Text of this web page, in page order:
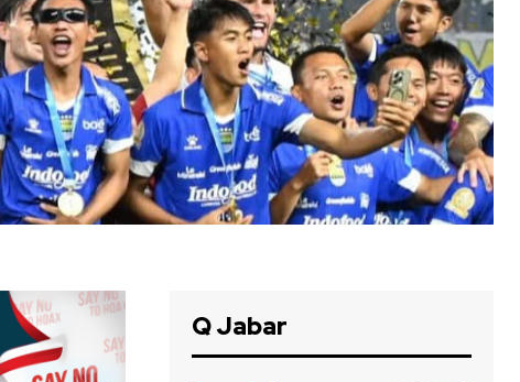
Q Jabar